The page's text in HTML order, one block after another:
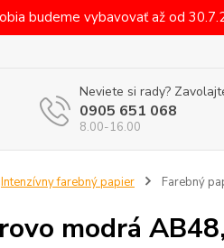
budeme vybavovať až od
Neviete si rady?
0905 651 068
8.00-16.00
Intenzívny farebný papier Farebný
modrá